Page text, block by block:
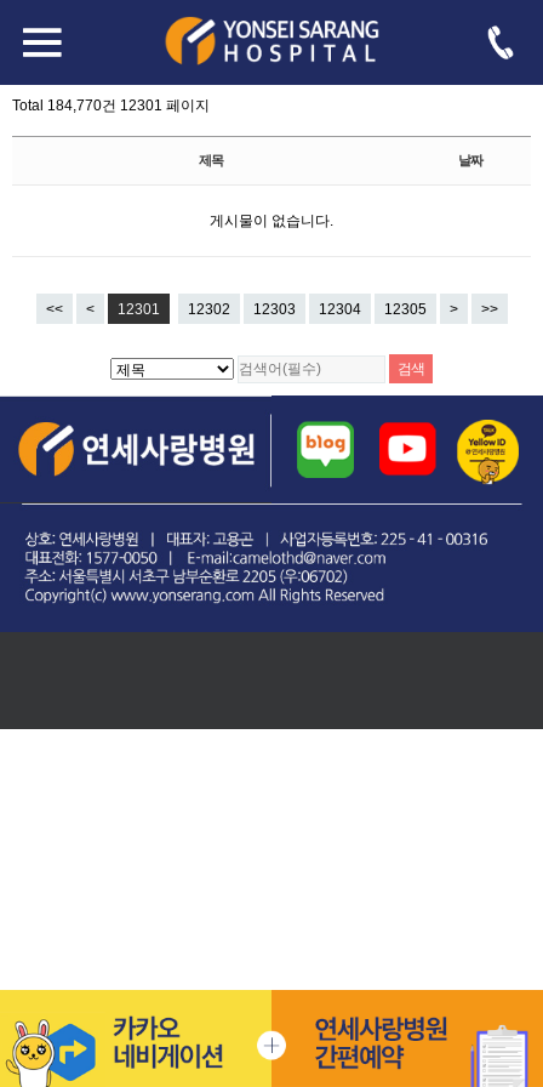
자유게시판
Total 184,770건 12301 페이지
제목 날짜
게시물이 없습니다.
<< < 12301 12302 12303 12304 12305 > >>